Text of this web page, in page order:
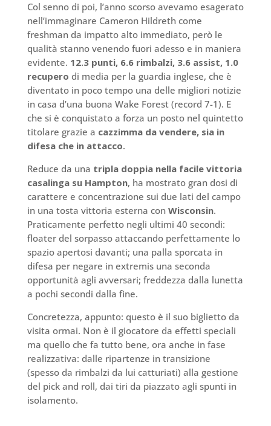
Col senno di poi, l’anno scorso avevamo esagerato
nell’immaginare Cameron Hildreth come
freshman da impatto alto immediato, però le
qualità stanno venendo fuori adesso e in maniera
evidente. 12.3 punti, 6.6 rimbalzi, 3.6 assist, 1.0
recupero di media per la guardia inglese, che è
diventato in poco tempo una delle migliori notizie
in casa d’una buona Wake Forest (record 7-1). E
che si è conquistato a forza un posto nel quintetto
titolare grazie a cazzimma da vendere, sia in
difesa che in attacco.
Reduce da una tripla doppia nella facile vittoria
casalinga su Hampton, ha mostrato gran dosi di
carattere e concentrazione sui due lati del campo
in una tosta vittoria esterna con Wisconsin.
Praticamente perfetto negli ultimi 40 secondi:
floater del sorpasso attaccando perfettamente lo
spazio apertosi davanti; una palla sporcata in
difesa per negare in extremis una seconda
opportunità agli avversari; freddezza dalla lunetta
a pochi secondi dalla fine.
Concretezza, appunto: questo è il suo biglietto da
visita ormai. Non è il giocatore da effetti speciali
ma quello che fa tutto bene, ora anche in fase
realizzativa: dalle ripartenze in transizione
(spesso da rimbalzi da lui catturiati) alla gestione
del pick and roll, dai tiri da piazzato agli spunti in
isolamento.